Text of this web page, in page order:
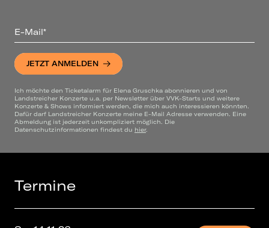
E-Mail*
JETZT ANMELDEN
Ich möchte den Ticketalarm für Elena Gruschka abonnieren und von
Landstreicher Konzerte u.a. per Newsletter über VVK-Starts und weitere
Konzerte & Shows informiert werden, die mich auch interessieren könnten.
Dafür darf Landstreicher Konzerte meine E-Mail Adresse verwenden. Eine
Abmeldung ist jederzeit unkompliziert möglich. Die
Datenschutzinformationen findest du hier.
Termine